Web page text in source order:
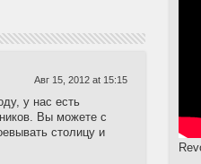
Авг 15, 2012 at 15:15
у нас есть
Вы можете с
столицу и